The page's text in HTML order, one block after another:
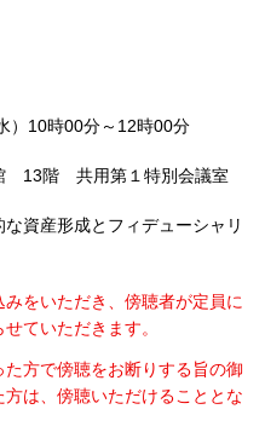
）10時00分～12時00分
13階 共用第１特別会議室
な資産形成とフィデューシャリ
みをいただき、傍聴者が定員に
ていただきます。
方で傍聴をお断りする旨の御
は、傍聴いただけることとな